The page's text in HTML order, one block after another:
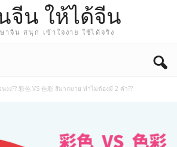
จีน ให้ได้จีน
าจีน สนุก เข้าใจง่าย ใช้ได้จริง
งง?? 彩色 VS 色彩 สีมากมาย ทำไมต้องมี 2 คำ??